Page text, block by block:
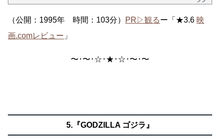
（公開：1995年 時間：103分） PR▷観るー「★3.6 映
画.comレビュー 」
〜･〜･☆･★･☆･〜･〜
5.『GODZILLA ゴジラ』